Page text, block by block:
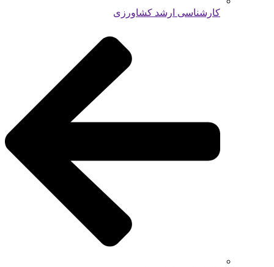
کارشناسی ارشد کشاورزی